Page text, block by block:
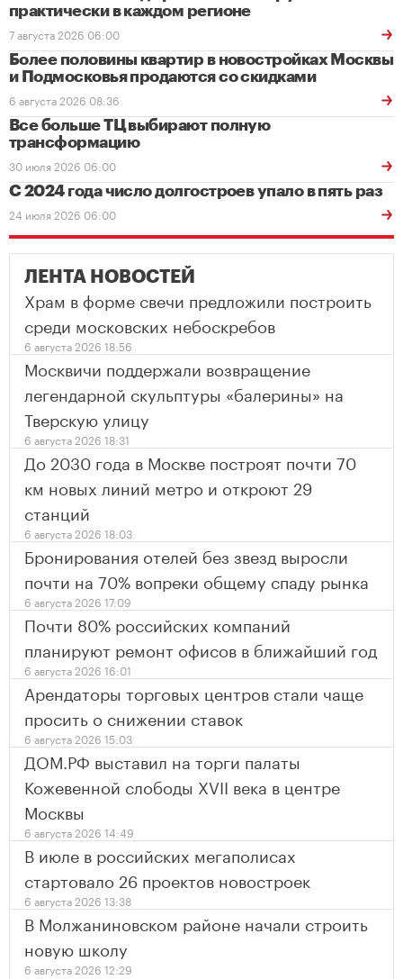
практически в каждом регионе
7 августа 2026 06:00
Более половины квартир в новостройках Москвы
и Подмосковья продаются со скидками
6 августа 2026 08:36
Все больше ТЦ выбирают полную
трансформацию
30 июля 2026 06:00
С 2024 года число долгостроев упало в пять раз
24 июля 2026 06:00
ЛЕНТА НОВОСТЕЙ
Храм в форме свечи предложили построить
среди московских небоскребов
6 августа 2026 18:56
Москвичи поддержали возвращение
легендарной скульптуры «балерины» на
Тверскую улицу
6 августа 2026 18:31
До 2030 года в Москве построят почти 70
км новых линий метро и откроют 29
станций
6 августа 2026 18:03
Бронирования отелей без звезд выросли
почти на 70% вопреки общему спаду рынка
6 августа 2026 17:09
Почти 80% российских компаний
планируют ремонт офисов в ближайший год
6 августа 2026 16:01
Арендаторы торговых центров стали чаще
просить о снижении ставок
6 августа 2026 15:03
ДОМ.РФ выставил на торги палаты
Кожевенной слободы XVII века в центре
Москвы
6 августа 2026 14:49
В июле в российских мегаполисах
стартовало 26 проектов новостроек
6 августа 2026 13:38
В Молжаниновском районе начали строить
новую школу
6 августа 2026 12:29